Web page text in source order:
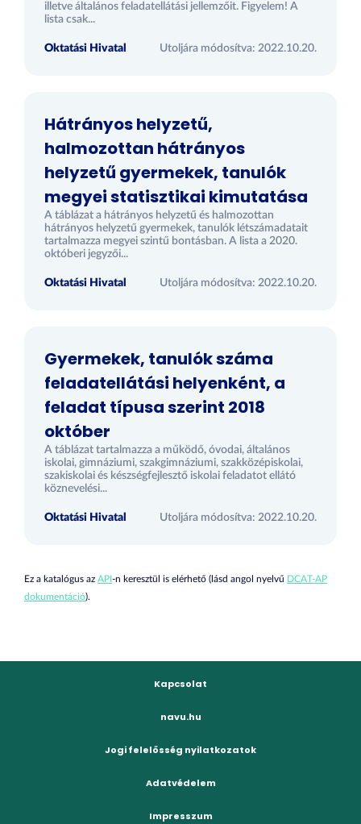
illetve általános feladatellátási jellemzőit. Figyelem! A
lista csak...
Oktatási Hivatal Utoljára módosítva: 2022.10.20.
Hátrányos helyzetű,
halmozottan hátrányos
helyzetű gyermekek, tanulók
megyei statisztikai kimutatása
A táblázat a hátrányos helyzetű és halmozottan
hátrányos helyzetű gyermekek, tanulók létszámadatait
tartalmazza megyei szintű bontásban. A lista a 2020.
októberi jegyzői...
Oktatási Hivatal Utoljára módosítva: 2022.10.20.
Gyermekek, tanulók száma
feladatellátási helyenként, a
feladat típusa szerint 2018
október
A táblázat tartalmazza a működő, óvodai, általános
iskolai, gimnáziumi, szakgimnáziumi, szakközépiskolai,
szakiskolai és készségfejlesztő iskolai feladatot ellátó
köznevelési...
Oktatási Hivatal Utoljára módosítva: 2022.10.20.
Ez a katalógus az API-n keresztül is elérhető (lásd angol nyelvű DCAT-AP
dokumentáció).
Kapcsolat
navu.hu
Jogi felelősség nyilatkozatok
Adatvédelem
Impresszum